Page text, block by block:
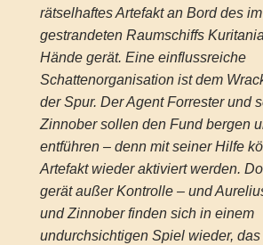
rätselhaftes Artefakt an Bord des
gestrandeten Raumschiffs
Hände gerät. Eine einflussreiche
Schattenorganisation ist dem
der Spur. Der Agent Forrester und
Zinnober sollen den Fund bergen
entführen – denn mit seiner Hilfe
Artefakt wieder aktiviert werden.
gerät außer Kontrolle – und
und Zinnober finden sich in einem
undurchsichtigen Spiel wieder,